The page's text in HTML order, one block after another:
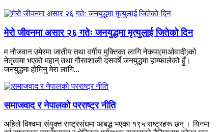
मेरो जीवनमा असार २६ गतेः जनयुद्धमा मृत्युलाई जितेको दिन
म नौजवान उमेरमा जातीय तथा वर्गीय मुक्तिका लागि नेकपा(माओवादी)को
नेतृत्वमा भएको महान् तथा गौरवशाली दसवर्षे जनयुद्धमा हाम्फालेको हुँ।
जनयुद्धमा होमिनु मेरा लागि...
समाजवाद र नेपालको परराष्ट्र नीति
अहिले विश्वमा संयुक्त राष्ट्रसंघमा आबद्ध भएका १९५ राष्ट्रहरू छन् । यिनमा